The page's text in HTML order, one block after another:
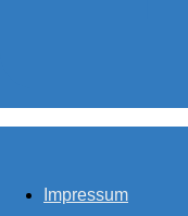
Impressum